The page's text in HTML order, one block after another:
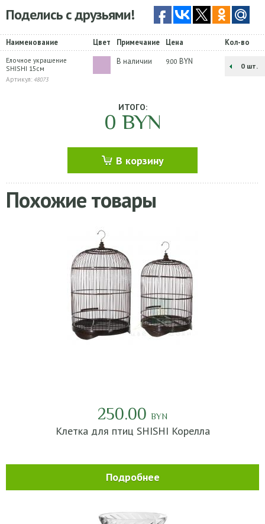
Поделись с друзьями!
Наименование Цвет Примечание Цена Кол-во
Елочное украшение
SHISHI 15см
Артикул: 48073
В наличии 9.00 BYN
шт.
ИТОГО:
0 BYN
В корзину
Похожие товары
250.00 BYN
Клетка для птиц SHISHI Корелла
Подробнее